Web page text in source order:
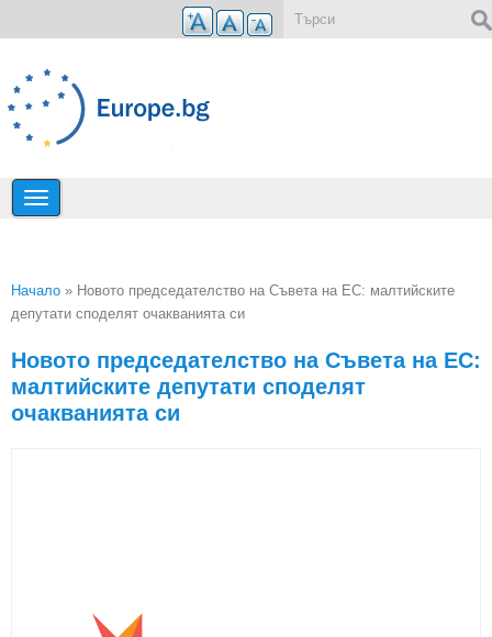
Премини към основното съдържание
Вие сте тук
Начало » Новото председателство на Съвета на ЕС: малтийските
депутати споделят очакванията си
Новото председателство на Съвета на ЕС:
малтийските депутати споделят
очакванията си